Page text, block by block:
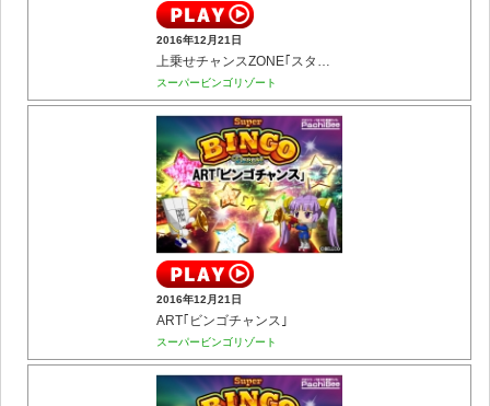
2016年12月21日
上乗せチャンスZONE｢スターダストチャレンジ｣
スーパービンゴリゾート
2016年12月21日
ART｢ビンゴチャンス｣
スーパービンゴリゾート